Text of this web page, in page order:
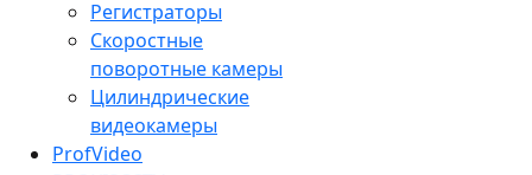
Регистраторы
Скоростные
поворотные камеры
Цилиндрические
видеокамеры
ProfVideo